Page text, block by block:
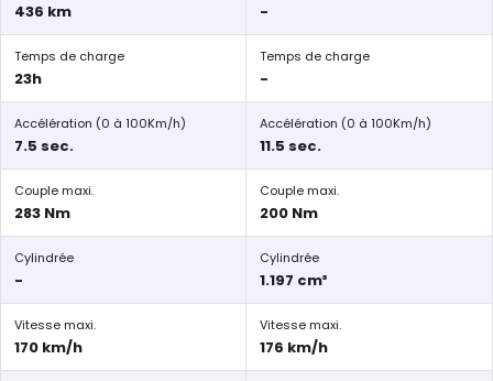
436 km -
Temps de charge
23h
Temps de charge
-
Accélération (0 à 100Km/h)
7.5 sec.
Accélération (0 à 100Km/h)
11.5 sec.
Couple maxi.
283 Nm
Couple maxi.
200 Nm
Cylindrée
-
Cylindrée
1.197 cm³
Vitesse maxi.
170 km/h
Vitesse maxi.
176 km/h